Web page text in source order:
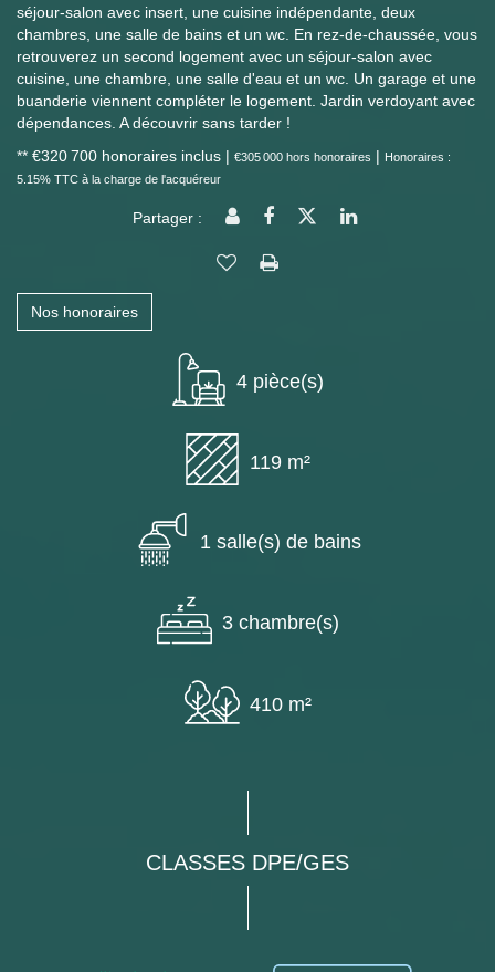
séjour-salon avec insert, une cuisine indépendante, deux
chambres, une salle de bains et un wc. En rez-de-chaussée, vous
retrouverez un second logement avec un séjour-salon avec
cuisine, une chambre, une salle d'eau et un wc. Un garage et une
buanderie viennent compléter le logement. Jardin verdoyant avec
dépendances. A découvrir sans tarder !
** €320 700 honoraires inclus | €305 000 hors honoraires | Honoraires :
5.15% TTC à la charge de l'acquéreur
Partager :
Nos honoraires
4 pièce(s)
119 m²
1 salle(s) de bains
3 chambre(s)
410 m²
CLASSES DPE/GES